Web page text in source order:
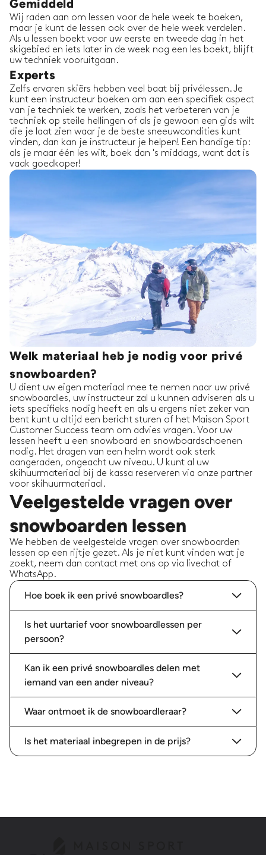
Gemiddeld
Wij raden aan om lessen voor de hele week te boeken,
maar je kunt de lessen ook over de hele week verdelen.
Als u lessen boekt voor uw eerste en tweede dag in het
skigebied en iets later in de week nog een les boekt, blijft
uw techniek vooruitgaan.
Experts
Zelfs ervaren skiërs hebben veel baat bij privélessen. Je
kunt een instructeur boeken om aan een specifiek aspect
van je techniek te werken, zoals het verbeteren van je
techniek op steile hellingen of als je gewoon een gids wilt
die je laat zien waar je de beste sneeuwcondities kunt
vinden, dan kan je instructeur je helpen! Een handige tip:
als je maar één les wilt, boek dan 's middags, want dat is
vaak goedkoper!
Welk materiaal heb je nodig voor privé
snowboarden?
U dient uw eigen materiaal mee te nemen naar uw privé
snowboardles, uw instructeur zal u kunnen adviseren als u
iets specifieks nodig heeft en als u ergens niet zeker van
bent kunt u altijd een bericht sturen of het Maison Sport
Customer Success team om advies vragen. Voor uw
lessen heeft u een snowboard en snowboardschoenen
nodig. Het dragen van een helm wordt ook sterk
aangeraden, ongeacht uw niveau. U kunt al uw
skihuurmateriaal bij de kassa reserveren via onze partner
voor skihuurmateriaal.
Veelgestelde vragen over
snowboarden lessen
We hebben de veelgestelde vragen over snowboarden
lessen op een rijtje gezet. Als je niet kunt vinden wat je
zoekt, neem dan contact met ons op via livechat of
WhatsApp.
Hoe boek ik een privé snowboardles?
Is het uurtarief voor snowboardlessen per
persoon?
Kan ik een privé snowboardles delen met
iemand van een ander niveau?
Waar ontmoet ik de snowboardleraar?
Is het materiaal inbegrepen in de prijs?